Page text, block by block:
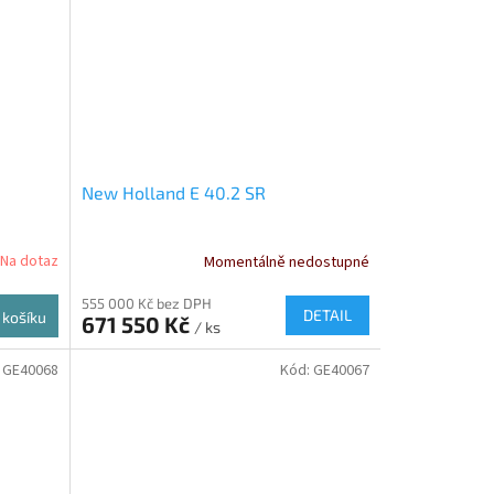
Na dotaz
New Holland E 40.2 SR
Momentálně nedostupné
555 000 Kč bez DPH
671 550 Kč / ks
DETAIL
GE40068 Kód: GE40067